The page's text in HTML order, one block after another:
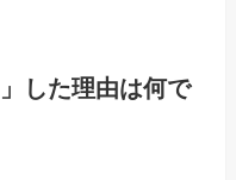
した理由は何で